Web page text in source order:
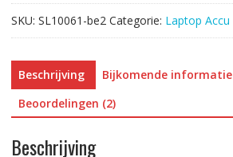
SKU: SL10061-be2 Categorie: Laptop Accu
Beschrijving
Bijkomende informatie
Beoordelingen (2)
Beschrijving